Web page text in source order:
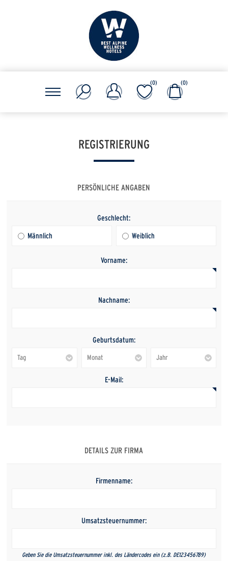
(0) (0)
REGISTRIERUNG
PERSÖNLICHE ANGABEN
Geschlecht:
Männlich Weiblich
Vorname:
Nachname:
Geburtsdatum:
E-Mail:
DETAILS ZUR FIRMA
Firmenname:
Umsatzsteuernummer:
Geben Sie die Umsatzsteuernummer inkl. des Ländercodes ein (z.B. DE123456789)